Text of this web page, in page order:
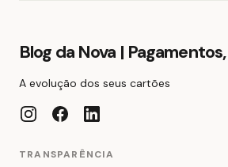
Blog da Nova |
A evolução dos seus cartões
TRANSPARÊNCIA